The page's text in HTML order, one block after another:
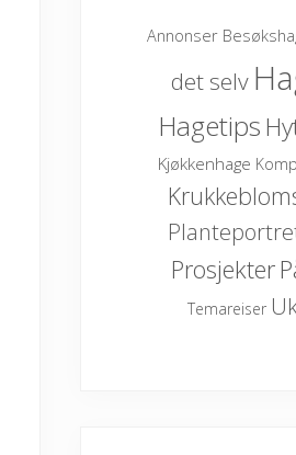
Annonser
det selv
Hagetips
Kjøkkenhage
Prosjekter
Temareiser